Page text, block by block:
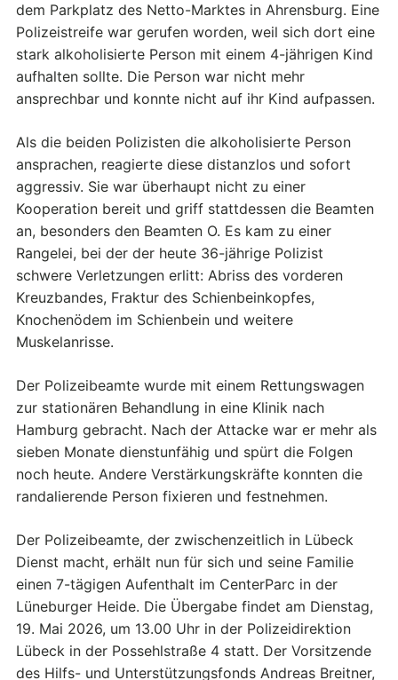
dem Parkplatz des Netto-Marktes in Ahrensburg. Eine
Polizeistreife war gerufen worden, weil sich dort eine
stark alkoholisierte Person mit einem 4-jährigen Kind
aufhalten sollte. Die Person war nicht mehr
ansprechbar und konnte nicht auf ihr Kind aufpassen.
Als die beiden Polizisten die alkoholisierte Person
ansprachen, reagierte diese distanzlos und sofort
aggressiv. Sie war überhaupt nicht zu einer
Kooperation bereit und griff stattdessen die Beamten
an, besonders den Beamten O. Es kam zu einer
Rangelei, bei der der heute 36-jährige Polizist
schwere Verletzungen erlitt: Abriss des vorderen
Kreuzbandes, Fraktur des Schienbeinkopfes,
Knochenödem im Schienbein und weitere
Muskelanrisse.
Der Polizeibeamte wurde mit einem Rettungswagen
zur stationären Behandlung in eine Klinik nach
Hamburg gebracht. Nach der Attacke war er mehr als
sieben Monate dienstunfähig und spürt die Folgen
noch heute. Andere Verstärkungskräfte konnten die
randalierende Person fixieren und festnehmen.
Der Polizeibeamte, der zwischenzeitlich in Lübeck
Dienst macht, erhält nun für sich und seine Familie
einen 7-tägigen Aufenthalt im CenterParc in der
Lüneburger Heide. Die Übergabe findet am Dienstag,
19. Mai 2026, um 13.00 Uhr in der Polizeidirektion
Lübeck in der Possehlstraße 4 statt. Der Vorsitzende
des Hilfs- und Unterstützungsfonds Andreas Breitner,